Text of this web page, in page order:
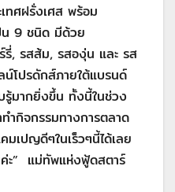
ทศฝรั่งเศส พร้อม
น 9 ชนิด มีด้วย
, รสส้ม, รสองุ่น และ รส
น์โปรดักส์ภายใต้แบรนด์
รู้มากยิ่งขึ้น ทั้งนี้ในช่วง
ำกิจกรรมทางการตลาด
เปญดีๆในเร็วๆนี้ได้เลย
ะ” แม่ทัพแห่งฟู้ดสตาร์